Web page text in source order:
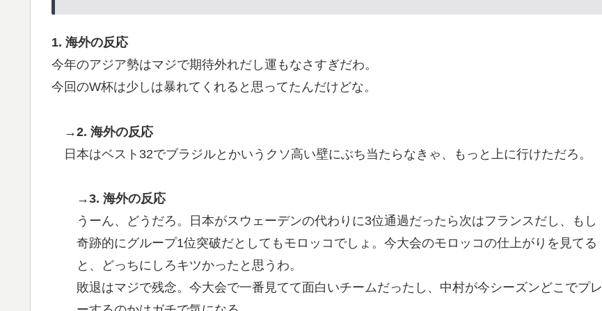
1. 海外の反応
今年のアジア勢はマジで期待外れだし運もなさすぎだわ。
今回のW杯は少しは暴れてくれると思ってたんだけどな。
→2. 海外の反応
日本はベスト32でブラジルとかいうクソ高い壁にぶち当たらなきゃ、もっと上に行けただろ。
→3. 海外の反応
うーん、どうだろ。日本がスウェーデンの代わりに3位通過だったら次はフランスだし、もし
奇跡的にグループ1位突破だとしてもモロッコでしょ。今大会のモロッコの仕上がりを見てる
と、どっちにしろキツかったと思うわ。
敗退はマジで残念。今大会で一番見てて面白いチームだったし、中村が今シーズンどこでプレ